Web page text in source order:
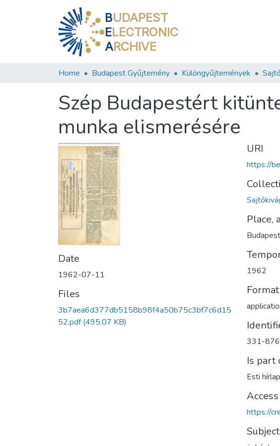
BUDAPEST
ELECTRONIC
ARCHIVE
Home Budapest Gyűjtemény Különgyűjtemények
Szép Budapestért
munka elismerésére
Date
1962-07-11
Files
3b7aea6d377db5158b98f4a50b75c3bf7c6d15
52.pdf(495.07 KB)
URI
https://
Place,
Budapest
1962
Format
331-
Is part
Esti hírlap
https://
Subject